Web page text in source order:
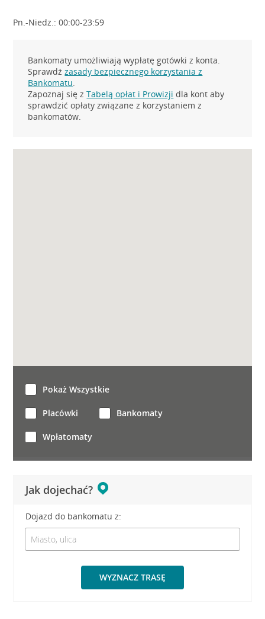
Pn.-Niedz.: 00:00-23:59
Bankomaty umożliwiają wypłatę gotówki z konta.
Sprawdźzasady bezpiecznego korzystania z
Bankomatu.
Zapoznaj się zTabelą opłat i Prowizji dla kont aby
sprawdzić opłaty związane z korzystaniem z
bankomatów.
Jak dojechać?
Dojazd do bankomatu z:
WYZNACZ TRASĘ
Pokaż Wszystkie
Placówki Bankomaty
Wpłatomaty